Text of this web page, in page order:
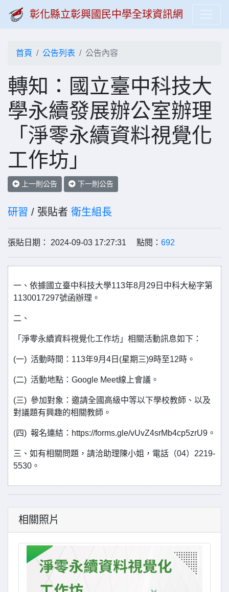
彰化縣立彰興國民中學全球資訊網
首頁 公告列表 公告內容
轉知：國立臺中科技大
學永續發展辦公室辦理
「淨零永續資料視覺化
工作坊」
上一則公告 下一則公告
研習 / 張貼者 衛生組長
張貼日期： 2024-09-03 17:27:31 點閱： 692
一、依據國立臺中科技大學113年8月29日中科大秘字第
1130017297號函辦理。
二、
「淨零永續資料視覺化工作坊」相關活動訊息如下：
(一) 活動時間：113年9月4日(星期三)9時至12時。
(二) 活動地點：Google Meet線上會議。
(三) 參加對象：邀請全國高級中等以下學校教師、以及
對議題有興趣的相關教師。
(四) 報名連結：https://forms.gle/vUvZ4srMb4cp5zrU9。
三、如有相關問題，請洽助理陳小姐，電話（04）2219-
5530。
相關照片